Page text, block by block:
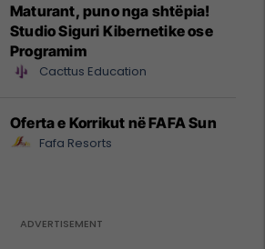
Maturant, puno nga shtëpia!
Studio Siguri Kibernetike ose
Programim
Cacttus Education
Oferta e Korrikut në FAFA Sun
Fafa Resorts